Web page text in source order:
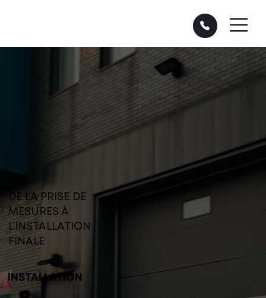
DE LA PRISE DE
MESURES À
L'INSTALLATION
FINALE
INSTALLATION